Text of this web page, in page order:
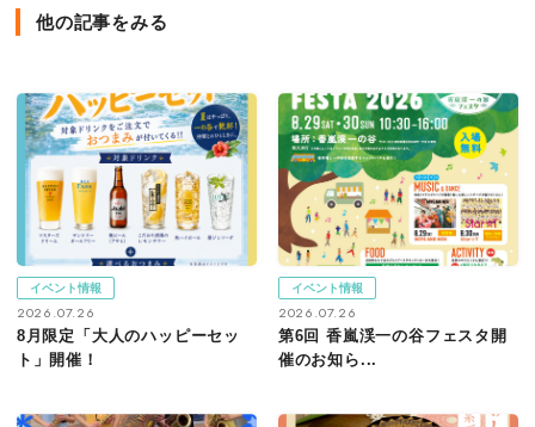
他の記事をみる
イベント情報
2026.07.26
8月限定「大人のハッピーセッ
ト」開催！
イベント情報
2026.07.26
第6回 香嵐渓一の谷フェスタ開
催のお知ら...